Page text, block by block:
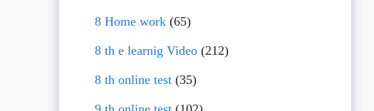
8 Home work(65)
8 th e learnig Video(212)
8 th online test(35)